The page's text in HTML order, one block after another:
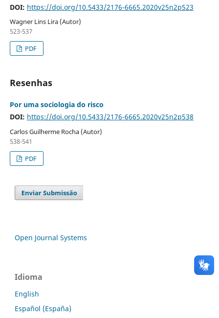
DOI: https://doi.org/10.5433/2176-6665.2020v25n2p523
Wagner Lins Lira (Autor)
523-537
PDF
Resenhas
Por uma sociologia do risco
DOI: https://doi.org/10.5433/2176-6665.2020v25n2p538
Carlos Guilherme Rocha (Autor)
538-541
PDF
Open Journal Systems
Idioma
English
Español (España)